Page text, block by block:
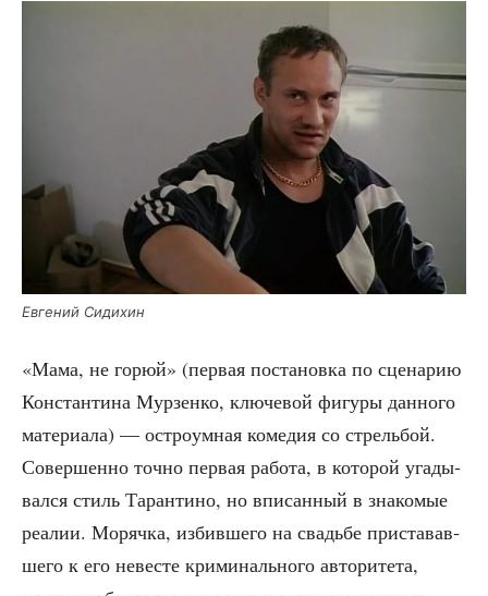
Евге­ний Сидихин
«Мама, не горюй» (пер­вая поста­нов­ка по сце­на­рию
Кон­стан­ти­на Мур­зен­ко, клю­че­вой фигу­ры дан­но­го
мате­ри­а­ла) — ост­ро­ум­ная коме­дия со стрель­бой.
Совер­шен­но точ­но пер­вая рабо­та, в кото­рой уга­ды­
вал­ся стиль Таран­ти­но, но впи­сан­ный в зна­ко­мые
реа­лии. Моряч­ка, избив­ше­го на сва­дьбе при­ста­вав­
ше­го к его неве­сте кри­ми­наль­но­го авто­ри­те­та,